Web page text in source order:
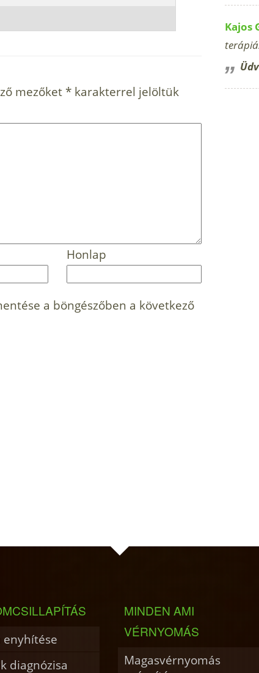
mezőket * karakterrel jelöltük
Honlap
a böngészőben a következő
Kajos
enyhítése
diagnózisa
MINDEN AMI
VÉRNYOMÁS
Magasvérnyomás